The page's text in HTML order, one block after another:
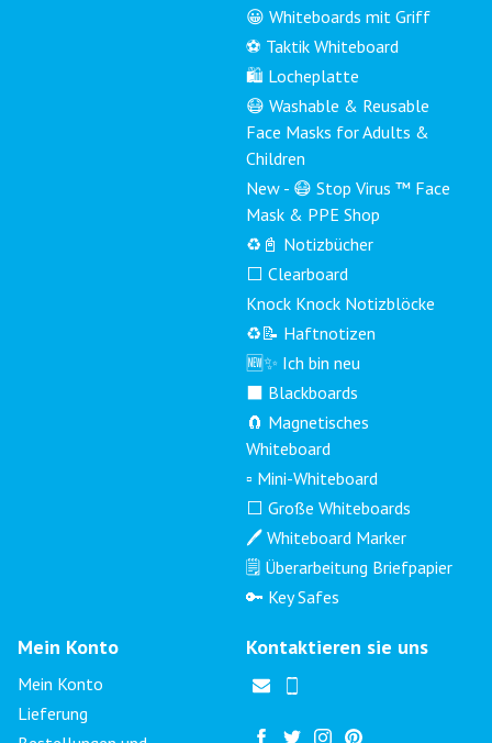
😀 Whiteboards mit Griff
⚽ Taktik Whiteboard
🛍️ Locheplatte
😷 Washable & Reusable
Face Masks for Adults &
Children
New - 😷 Stop Virus ™ Face
Mask & PPE Shop
♻️📓 Notizbücher
⬜ Clearboard
Knock Knock Notizblöcke
♻️📝 Haftnotizen
🆕✨ Ich bin neu
⬛ Blackboards
🧲 Magnetisches
Whiteboard
▫️ Mini-Whiteboard
⬜ Große Whiteboards
🖊️ Whiteboard Marker
🗒️ Überarbeitung Briefpapier
🔑 Key Safes
Mein Konto
Mein Konto
Lieferung
Kontaktieren sie uns